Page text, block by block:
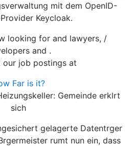
mit dem OpenID-
Keycloak.
looking for and lawyers, /
and .
our job postings at
Far is it?
Gemeinde erklrt
sich
gelagerte Datentrger
rumt nun ein, dass